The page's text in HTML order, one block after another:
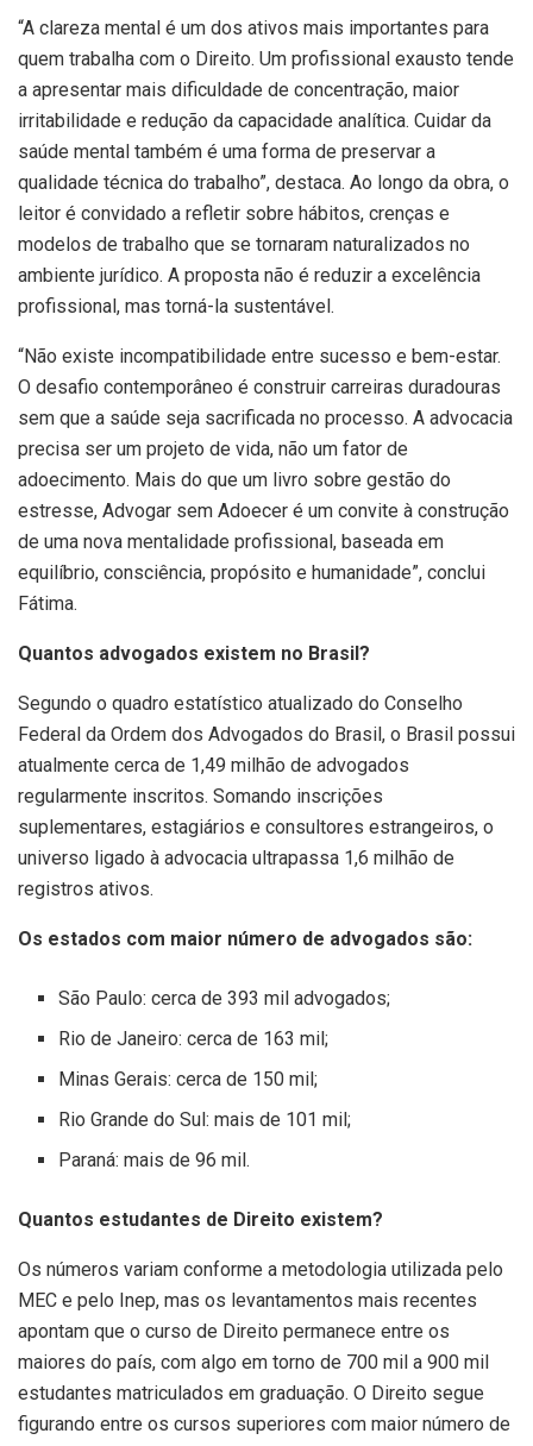
“A clareza mental é um dos ativos mais importantes para
quem trabalha com o Direito. Um profissional exausto tende
a apresentar mais dificuldade de concentração, maior
irritabilidade e redução da capacidade analítica. Cuidar da
saúde mental também é uma forma de preservar a
qualidade técnica do trabalho”, destaca. Ao longo da obra, o
leitor é convidado a refletir sobre hábitos, crenças e
modelos de trabalho que se tornaram naturalizados no
ambiente jurídico. A proposta não é reduzir a excelência
profissional, mas torná-la sustentável.
“Não existe incompatibilidade entre sucesso e bem-estar.
O desafio contemporâneo é construir carreiras duradouras
sem que a saúde seja sacrificada no processo. A advocacia
precisa ser um projeto de vida, não um fator de
adoecimento. Mais do que um livro sobre gestão do
estresse, Advogar sem Adoecer é um convite à construção
de uma nova mentalidade profissional, baseada em
equilíbrio, consciência, propósito e humanidade”, conclui
Fátima.
Quantos advogados existem no Brasil?
Segundo o quadro estatístico atualizado do Conselho
Federal da Ordem dos Advogados do Brasil, o Brasil possui
atualmente cerca de 1,49 milhão de advogados
regularmente inscritos. Somando inscrições
suplementares, estagiários e consultores estrangeiros, o
universo ligado à advocacia ultrapassa 1,6 milhão de
registros ativos.
Os estados com maior número de advogados são:
São Paulo: cerca de 393 mil advogados;
Rio de Janeiro: cerca de 163 mil;
Minas Gerais: cerca de 150 mil;
Rio Grande do Sul: mais de 101 mil;
Paraná: mais de 96 mil.
Quantos estudantes de Direito existem?
Os números variam conforme a metodologia utilizada pelo
MEC e pelo Inep, mas os levantamentos mais recentes
apontam que o curso de Direito permanece entre os
maiores do país, com algo em torno de 700 mil a 900 mil
estudantes matriculados em graduação. O Direito segue
figurando entre os cursos superiores com maior número de